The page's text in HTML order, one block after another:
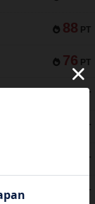
88 PT
76 PT
75 PT
PT
PT
PT